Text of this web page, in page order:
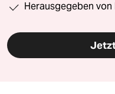
Herausgegeben von